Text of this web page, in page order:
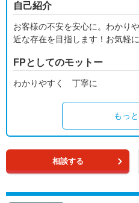
自己紹介
お客様の不安を安心に。わかり
近な存在を目指します！お気軽
FPとしてのモットー
わかりやすく 丁寧に
もっ
相談する